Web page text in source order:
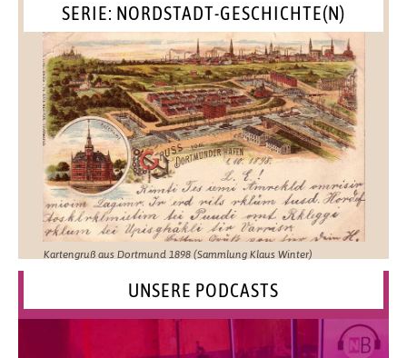
SERIE: NORDSTADT-GESCHICHTE(N)
Kartengruß aus Dortmund 1898 (Sammlung Klaus Winter)
UNSERE PODCASTS